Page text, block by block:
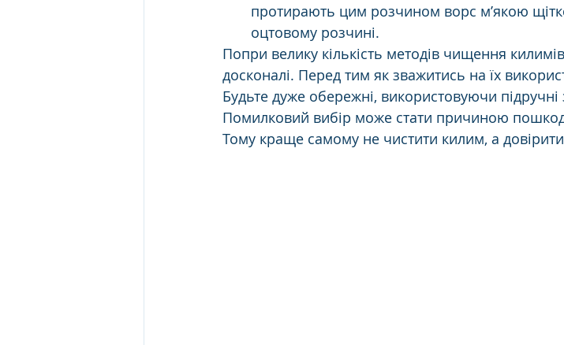
протирають цим розчином ворс м’якою
оцтовому розчині.
Попри велику кількість методів чищення
досконалі. Перед тим як зважитись на їх
Будьте дуже обережні, використовуючи
Помилковий вибір може стати причиною
Тому краще самому не чистити килим, а